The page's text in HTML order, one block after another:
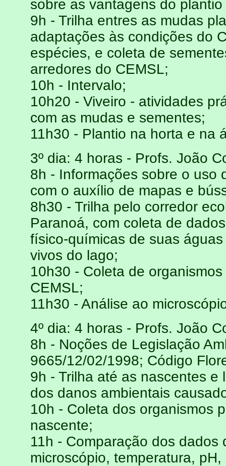
sobre as vantagens do
9h - Trilha entres as mudas
adaptações às condições do
espécies, e coleta de
arredores do CEMSL;
10h - Intervalo;
10h20 - Viveiro - atividades
com as mudas e sementes;
11h30 - Plantio na horta e na
3º dia: 4 horas - Profs. João
8h - Informações sobre o uso
com o auxílio de mapas e
8h30 - Trilha pelo corredor
Paranoá, com coleta de
físico-químicas de suas
vivos do lago;
10h30 - Coleta de
CEMSL;
11h30 - Análise ao
4º dia: 4 horas - Profs. João
8h - Noções de Legislação
9665/12/02/1998; Código
9h - Trilha até as nascentes
dos danos ambientais
10h - Coleta dos organismos
nascente;
11h - Comparação dos
microscópio, temperatura,